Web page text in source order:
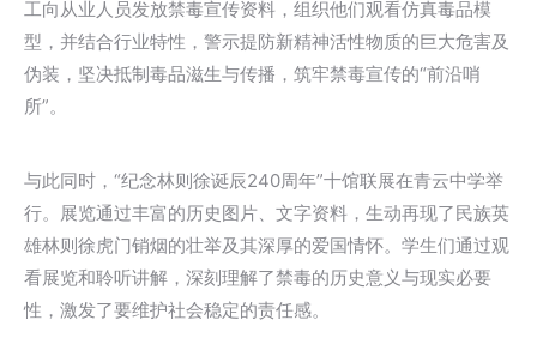
工向从业人员发放禁毒宣传资料，组织他们观看仿真毒品模
型，并结合行业特性，警示提防新精神活性物质的巨大危害及
伪装，坚决抵制毒品滋生与传播，筑牢禁毒宣传的“前沿哨
所”。
与此同时，“纪念林则徐诞辰240周年”十馆联展在青云中学举
行。展览通过丰富的历史图片、文字资料，生动再现了民族英
雄林则徐虎门销烟的壮举及其深厚的爱国情怀。学生们通过观
看展览和聆听讲解，深刻理解了禁毒的历史意义与现实必要
性，激发了要维护社会稳定的责任感。